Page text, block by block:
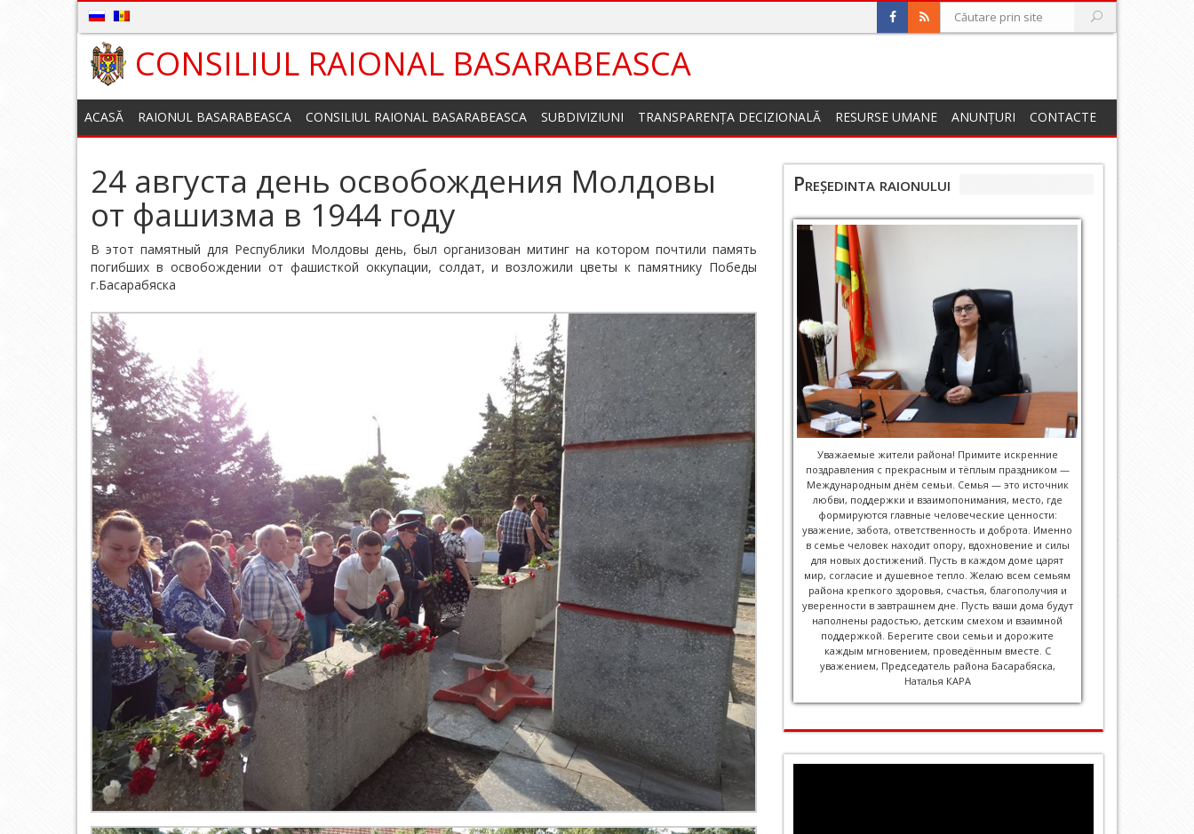
CONSILIUL RAIONAL BASARABEASCA
ACASĂ RAIONUL BASARABEASCA CONSILIUL RAIONAL BASARABEASCA SUBDIVIZIUNI TRANSPARENȚA DECIZIONALĂ RESURSE UMANE ANUNȚURI CONTACTE
24 августа день освобождения Молдовы
от фашизма в 1944 году
В этот памятный для Республики Молдовы день, был организован митинг на котором почтили память
погибших в освобождении от фашисткой оккупации, солдат, и возложили цветы к памятнику Победы
г.Басарабяска
Președinta raionului
Уважаемые жители района! Примите искренние
поздравления с прекрасным и тёплым праздником —
Международным днём семьи. Семья — это источник
любви, поддержки и взаимопонимания, место, где
формируются главные человеческие ценности:
уважение, забота, ответственность и доброта. Именно
в семье человек находит опору, вдохновение и силы
для новых достижений. Пусть в каждом доме царят
мир, согласие и душевное тепло. Желаю всем семьям
района крепкого здоровья, счастья, благополучия и
уверенности в завтрашнем дне. Пусть ваши дома будут
наполнены радостью, детским смехом и взаимной
поддержкой. Берегите свои семьи и дорожите
каждым мгновением, проведённым вместе. С
уважением, Председатель района Басарабяска,
Наталья КАРА